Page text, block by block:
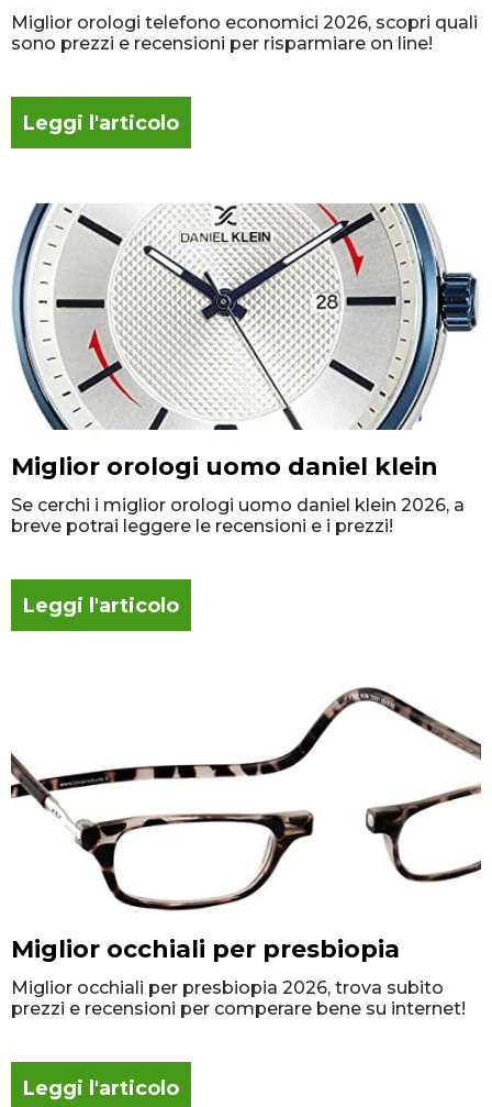
Miglior orologi telefono economici 2026, scopri quali
sono prezzi e recensioni per risparmiare on line!
Leggi l'articolo
Miglior orologi uomo daniel klein
Se cerchi i miglior orologi uomo daniel klein 2026, a
breve potrai leggere le recensioni e i prezzi!
Leggi l'articolo
Miglior occhiali per presbiopia
Miglior occhiali per presbiopia 2026, trova subito
prezzi e recensioni per comperare bene su internet!
Leggi l'articolo